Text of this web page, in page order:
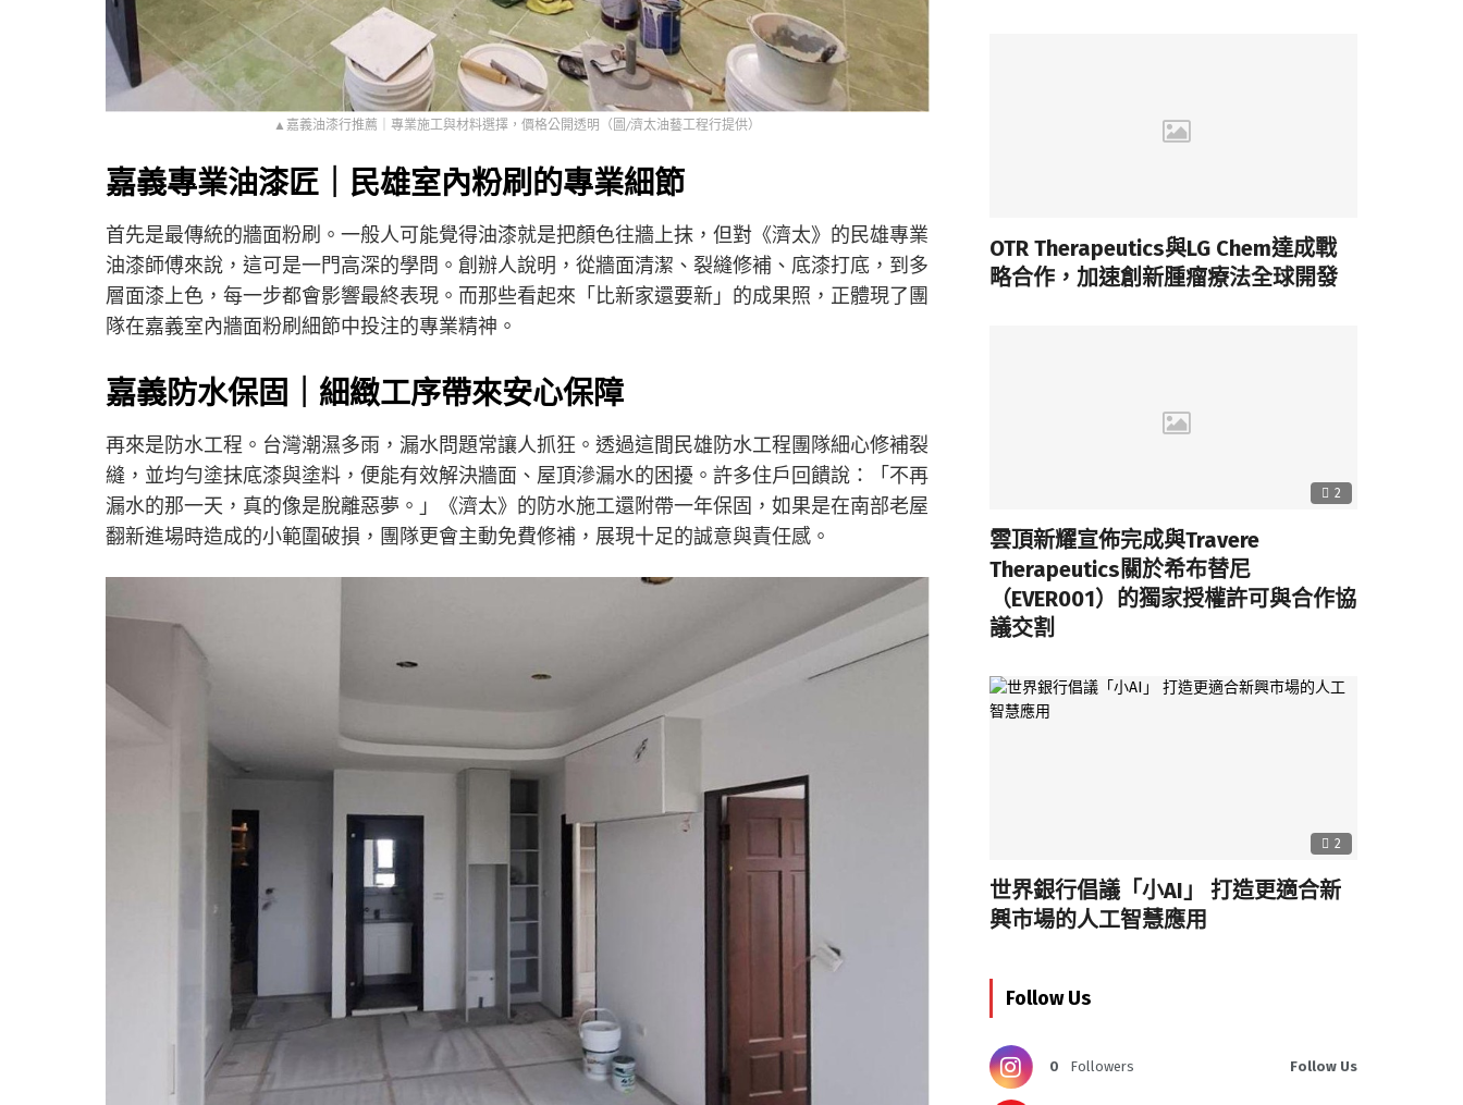
▲嘉義油漆行推薦｜專業施工與材料選擇，價格公開透明（圖/濟太油藝工程行提供）
嘉義專業油漆匠｜民雄室內粉刷的專業細節
首先是最傳統的牆面粉刷。一般人可能覺得油漆就是把顏色往牆上抹，但對《濟太》的民雄專業
油漆師傅來說，這可是一門高深的學問。創辦人說明，從牆面清潔、裂縫修補、底漆打底，到多
層面漆上色，每一步都會影響最終表現。而那些看起來「比新家還要新」的成果照，正體現了團
隊在嘉義室內牆面粉刷細節中投注的專業精神。
嘉義防水保固｜細緻工序帶來安心保障
再來是防水工程。台灣潮濕多雨，漏水問題常讓人抓狂。透過這間民雄防水工程團隊細心修補裂
縫，並均勻塗抹底漆與塗料，便能有效解決牆面、屋頂滲漏水的困擾。許多住戶回饋說：「不再
漏水的那一天，真的像是脫離惡夢。」《濟太》的防水施工還附帶一年保固，如果是在南部老屋
翻新進場時造成的小範圍破損，團隊更會主動免費修補，展現十足的誠意與責任感。
OTR Therapeutics與LG Chem達成戰
略合作，加速創新腫瘤療法全球開發
2
雲頂新耀宣佈完成與Travere
Therapeutics關於希布替尼
（EVER001）的獨家授權許可與合作協
議交割
2
世界銀行倡議「小AI」 打造更適合新
興市場的人工智慧應用
Follow Us
0 Followers Follow Us